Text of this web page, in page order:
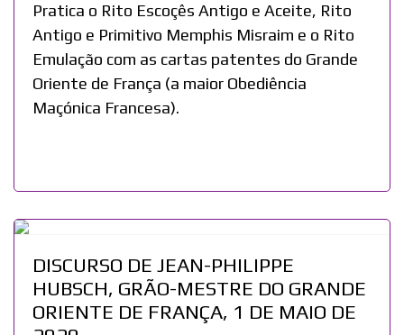
Pratica o Rito Escoçês Antigo e Aceite, Rito
Antigo e Primitivo Memphis Misraim e o Rito
Emulação com as cartas patentes do Grande
Oriente de França (a maior Obediência
Maçónica Francesa).
DISCURSO DE JEAN-PHILIPPE
HUBSCH, GRÃO-MESTRE DO GRANDE
ORIENTE DE FRANÇA, 1 DE MAIO DE